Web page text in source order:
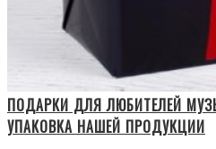
ПОДАРКИ ДЛЯ ЛЮБИТЕЛЕЙ
УПАКОВКА НАШЕЙ ПРОДУКЦИИ